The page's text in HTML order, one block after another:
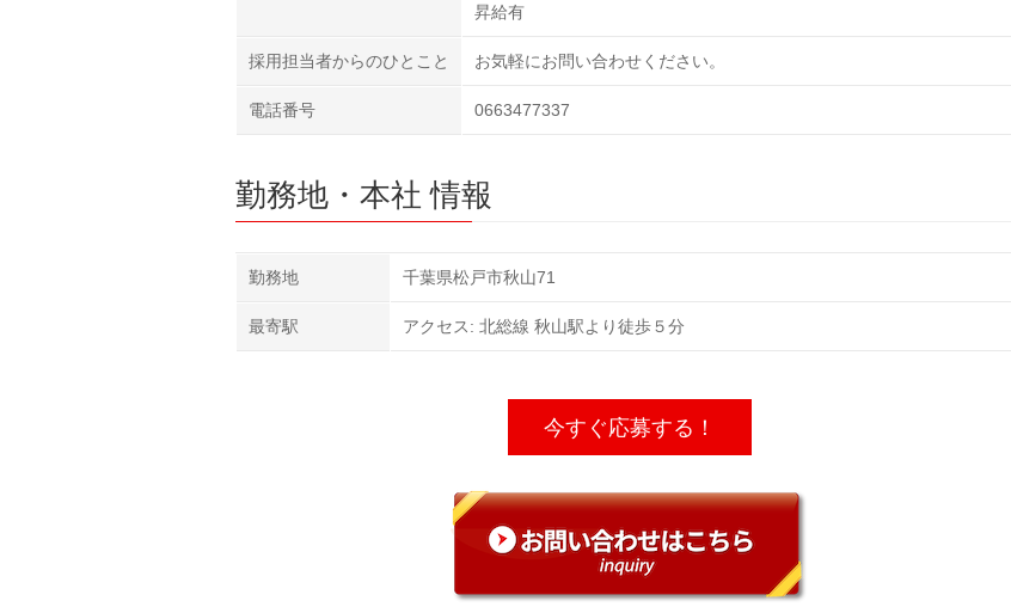
昇給有
採用担当者からのひとこと お気軽にお問い合わせください。
電話番号 0663477337
勤務地・本社 情報
勤務地 千葉県松戸市秋山71
最寄駅 アクセス: 北総線 秋山駅より徒歩５分
今すぐ応募する！